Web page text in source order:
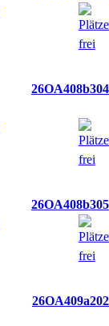
26OA408b304
26OA408b305
26OA409a202